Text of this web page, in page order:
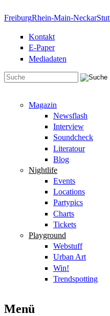
FreiburgRhein-Main-Neckar
Kontakt
E-Paper
Mediadaten
Magazin
Newsflash
Interview
Soundcheck
Literatour
Blog
Nightlife
Events
Locations
Partypics
Charts
Tickets
Playground
Webstuff
Urban Art
Win!
Trendspotting
Menü